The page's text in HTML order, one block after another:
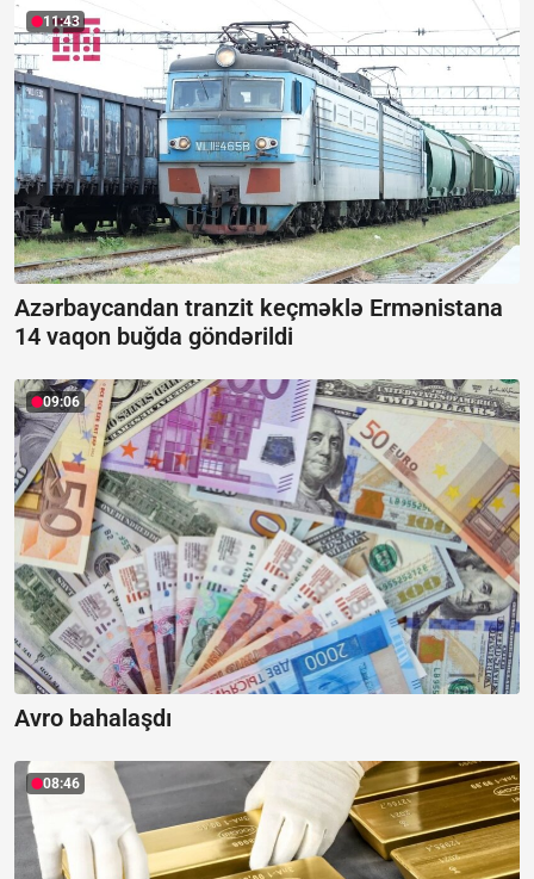
11:43
Azərbaycandan tranzit keçməklə Ermənistana
14 vaqon buğda göndərildi
09:06
Avro bahalaşdı
08:46